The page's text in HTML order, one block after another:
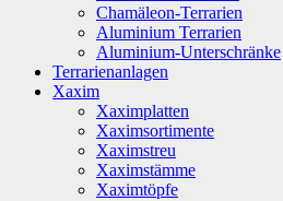
Chamäleon-Terrarien
Aluminium Terrarien
Aluminium-Unterschränke
Terrarienanlagen
Xaxim
Xaximplatten
Xaximsortimente
Xaximstreu
Xaximstämme
Xaximtöpfe